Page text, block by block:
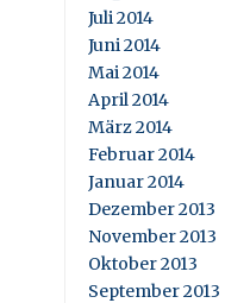
Juli 2014
Juni 2014
Mai 2014
April 2014
März 2014
Februar 2014
Januar 2014
Dezember 2013
November 2013
Oktober 2013
September 2013